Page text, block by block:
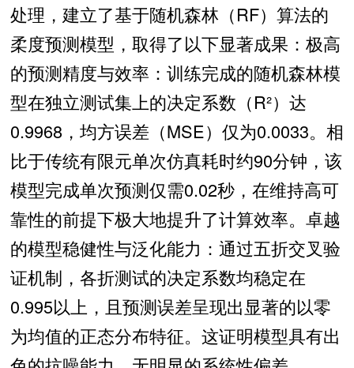
处理，建立了基于随机森林（RF）算法的
柔度预测模型，取得了以下显著成果：极高
的预测精度与效率：训练完成的随机森林模
型在独立测试集上的决定系数（R²）达
0.9968，均方误差（MSE）仅为0.0033。相
比于传统有限元单次仿真耗时约90分钟，该
模型完成单次预测仅需0.02秒，在维持高可
靠性的前提下极大地提升了计算效率。卓越
的模型稳健性与泛化能力：通过五折交叉验
证机制，各折测试的决定系数均稳定在
0.995以上，且预测误差呈现出显著的以零
为均值的正态分布特征。这证明模型具有出